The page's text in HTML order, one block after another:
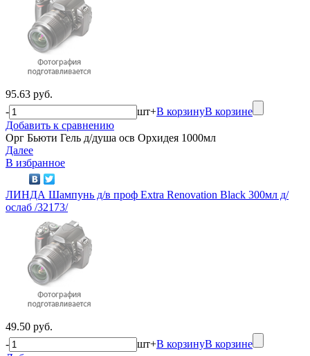
95.63 руб.
-
шт+В корзинуВ корзине
Добавить к сравнению
Орг Бьюти Гель д/душа осв Орхидея 1000мл
Далее
В избранное
ЛИНДА Шампунь д/в проф Extra Renovation Black 300мл д/
ослаб /32173/
49.50 руб.
-
шт+В корзинуВ корзине